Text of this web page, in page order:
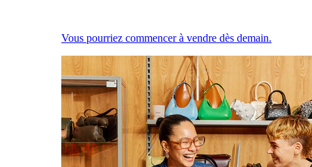
Vous pourriez commencer à vendre dès demain.